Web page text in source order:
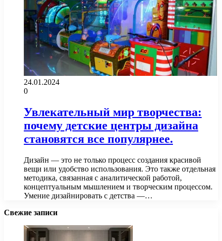
24.01.2024
0
Увлекательный мир творчества:
почему детские центры дизайна
становятся все популярнее.
Дизайн — это не только процесс создания красивой
вещи или удобство использования. Это также отдельная
методика, связанная с аналитической работой,
концептуальным мышлением и творческим процессом.
Умение дизайнировать с детства —…
Свежие записи